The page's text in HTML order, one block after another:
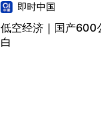
即时中国
低空经济｜国产
白